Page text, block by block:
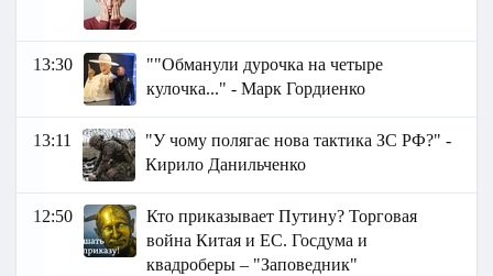
13:30
""Обманули дурочка на четыре
кулочка..." - Марк Гордиенко
13:11
"У чому полягає нова тактика ЗС РФ?" -
Кирило Данильченко
12:50
Кто приказывает Путину? Торговая
война Китая и ЕС. Госдума и
квадроберы – "Заповедник"